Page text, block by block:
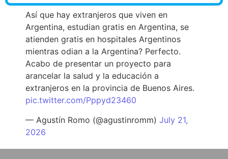
Así que hay extranjeros que viven en
Argentina, estudian gratis en Argentina, se
atienden gratis en hospitales Argentinos
mientras odian a la Argentina? Perfecto.
Acabo de presentar un proyecto para
arancelar la salud y la educación a
extranjeros en la provincia de Buenos Aires.
pic.twitter.com/Pppyd23460
— Agustín Romo (@agustinromm) July 21,
2026